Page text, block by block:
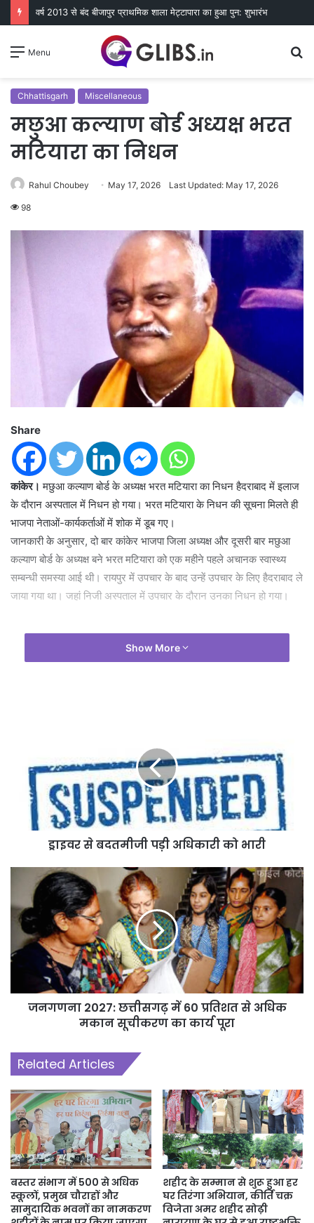
वर्ष 2013 से बंद बीजापुर प्राथमिक शाला मेट्टापारा का हुआ पुन: शुभारंभ
Menu
Chhattisgarh Miscellaneous
मछुआ कल्याण बोर्ड अध्यक्ष भरत
मटियारा का निधन
Rahul Choubey May 17, 2026 Last Updated: May 17, 2026
98
Share
कांकेर। मछुआ कल्याण बोर्ड के अध्यक्ष भरत मटियारा का निधन हैदराबाद में इलाज
के दौरान अस्पताल में निधन हो गया। भरत मटियारा के निधन की सूचना मिलते ही
भाजपा नेताओं-कार्यकर्ताओं में शोक में डूब गए।
जानकारी के अनुसार, दो बार कांकेर भाजपा जिला अध्यक्ष और दूसरी बार मछुआ
कल्याण बोर्ड के अध्यक्ष बने भरत मटियारा को एक महीने पहले अचानक स्वास्थ्य
सम्बन्धी समस्या आई थी। रायपुर में उपचार के बाद उन्हें उपचार के लिए हैदराबाद ले
जाया गया था। जहां निजी अस्पताल में उपचार के दौरान उनका निधन हो गया।
Show More
ड्राइवर से बदतमीजी पड़ी अधिकारी को भारी
जनगणना 2027: छत्तीसगढ़ में 60 प्रतिशत से अधिक
मकान सूचीकरण का कार्य पूरा
Related Articles
बस्तर संभाग में 500 से अधिक
स्कूलों, प्रमुख चौराहों और
सामुदायिक भवनों का नामकरण
शहीद के सम्मान से शुरू हुआ हर
घर तिरंगा अभियान, कीर्ति चक्र
विजेता अमर शहीद सोढ़ी